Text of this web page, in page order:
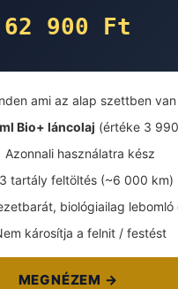
62 900 Ft
ami az alap szettben van
Bio+ láncolaj (értéke 3
Azonnali használatra kész
tartály feltöltés (~6 000 km)
biológiailag lebomló
károsítja a felnit / festést
MEGNÉZEM →